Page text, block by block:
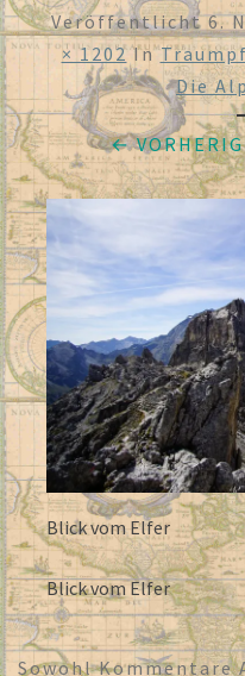
Veröffentlicht6.
× 1202In
Die
←
Blick vom Elfer
Blick vom Elfer
Sowohl Kommentare